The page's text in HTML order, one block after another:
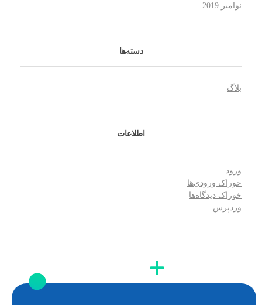
نوامبر 2019
دسته‌ها
بلاگ
اطلاعات
ورود
خوراک ورودی‌ها
خوراک دیدگاه‌ها
وردپرس